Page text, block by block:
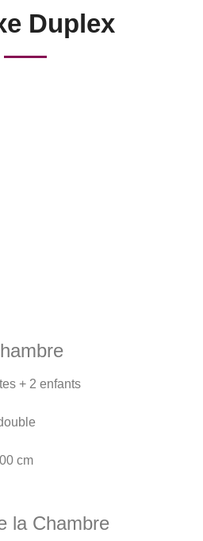
Duplex
+ 2 enfants
cm
la Chambre